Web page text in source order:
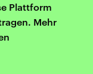
Plattform
Mehr